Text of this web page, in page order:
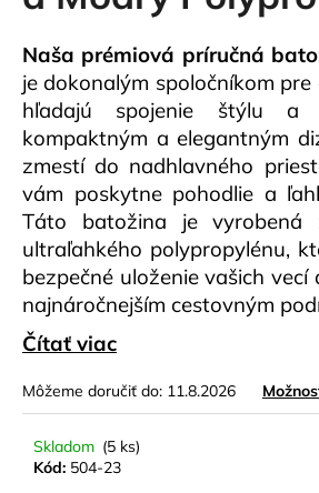
Naša prémiová príručná
je dokonalým spoločníkom
hľadajú spojenie štýlu a
kompaktným a elegantným
zmestí do nadhlavného
vám poskytne pohodlie a
Táto batožina je vyrobená
ultraľahkého polypropylénu,
bezpečné uloženie vašich
najnáročnejším cestovným
Čítať viac
Môžeme doručiť do: 11.8.2026
Skladom (5 ks)
Kód: 504-23
O
d
p
o
r
ú
č
a
m
e
OCHRANNÝ
OBAL
NA
STREDNÝ
KUFOR